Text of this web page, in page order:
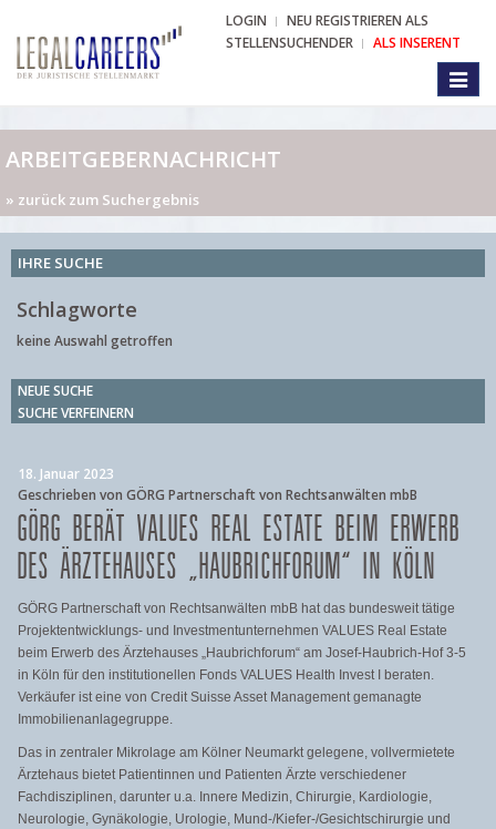
LOGIN
NEU REGISTRIEREN ALS
STELLENSUCHENDER
ALS INSERENT
ARBEITGEBERNACHRICHT
» zurück zum Suchergebnis
IHRE SUCHE
Schlagworte
keine Auswahl getroffen
NEUE SUCHE
SUCHE VERFEINERN
18. Januar 2023
Geschrieben von GÖRG Partnerschaft von Rechtsanwälten mbB
GÖRG BERÄT VALUES REAL ESTATE BEIM ERWERB
DES ÄRZTEHAUSES „HAUBRICHFORUM“ IN KÖLN
GÖRG Partnerschaft von Rechtsanwälten mbB hat das bundesweit tätige
Projektentwicklungs- und Investmentunternehmen VALUES Real Estate
beim Erwerb des Ärztehauses „Haubrichforum“ am Josef-Haubrich-Hof 3-5
in Köln für den institutionellen Fonds VALUES Health Invest I beraten.
Verkäufer ist eine von Credit Suisse Asset Management gemanagte
Immobilienanlagegruppe.
Das in zentraler Mikrolage am Kölner Neumarkt gelegene, vollvermietete
Ärztehaus bietet Patientinnen und Patienten Ärzte verschiedener
Fachdisziplinen, darunter u.a. Innere Medizin, Chirurgie, Kardiologie,
Neurologie, Gynäkologie, Urologie, Mund-/Kiefer-/Gesichtschirurgie und